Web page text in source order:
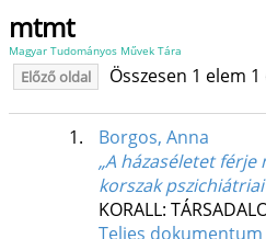
mtmt
Magyar Tudományos Művek Tára
Előző oldal Összesen 1 elem
1.
Borgos, Anna
„A házaséletet férje
korszak
KORALL:
Teljes dokumentum